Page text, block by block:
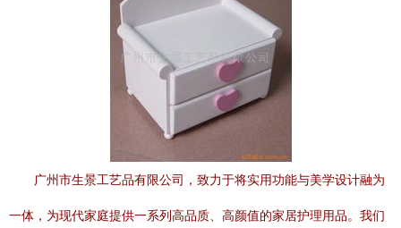
广州市生景工艺品有限公司，致力于将实用功能与美学设计融为
一体，为现代家庭提供一系列高品质、高颜值的家居护理用品。我们